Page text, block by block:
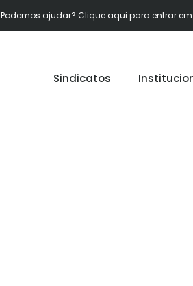
Podemos ajudar? Clique aqui para entrar
Sindicatos